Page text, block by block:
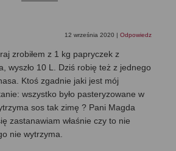
12 września 2020 Odpowiedz
zrobiłem z 1 kg papryczek z
wyszło 10 L. Dziś robię też z jednego
Ktoś zgadnie jaki jest mój
wszystko było pasteryzowane w
sos tak zimę ? Pani Magda
zastanawiam właśnie czy to nie
nie wytrzyma.